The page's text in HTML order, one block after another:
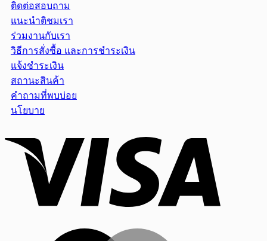
ติดต่อสอบถาม
แนะนำติชมเรา
ร่วมงานกับเรา
วิธีการสั่งซื้อ และการชำระเงิน
แจ้งชำระเงิน
สถานะสินค้า
คำถามที่พบบ่อย
นโยบาย